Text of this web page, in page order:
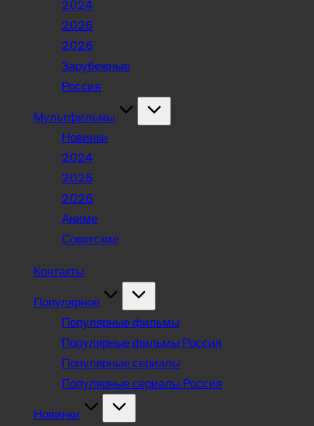
2024
2025
2026
Зарубежные
Россия
Мультфильмы
Новинки
2024
2025
2026
Аниме
Советские
Контакты
Популярное
Популярные фильмы
Популярные фильмы Россия
Популярные сериалы
Популярные сериалы Россия
Новинки